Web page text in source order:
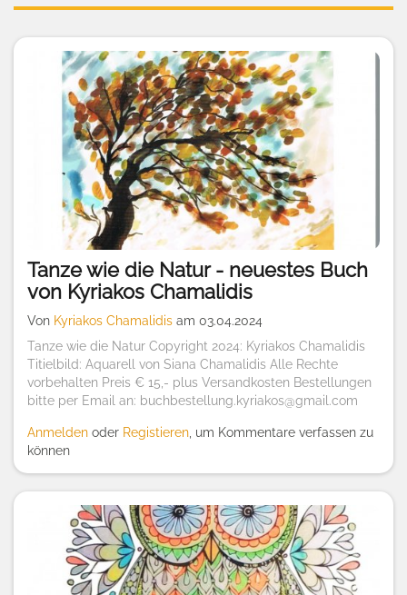
Tanze wie die Natur - neuestes Buch
von Kyriakos Chamalidis
Von Kyriakos Chamalidis am 03.04.2024
Tanze wie die Natur Copyright 2024: Kyriakos Chamalidis
Titielbild: Aquarell von Siana Chamalidis Alle Rechte
vorbehalten Preis € 15,- plus Versandkosten Bestellungen
bitte per Email an: buchbestellung.kyriakos@gmail.com
Anmelden oder Registieren , um Kommentare verfassen zu
können